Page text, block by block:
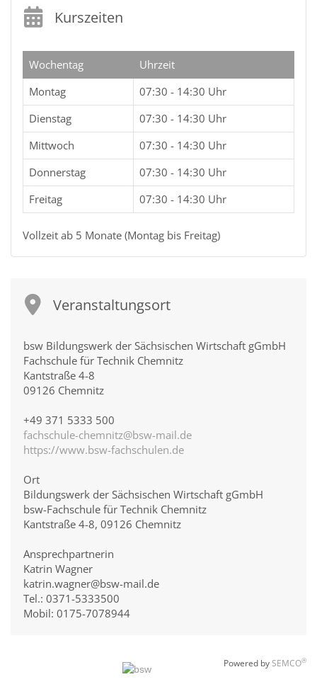
Kurszeiten
Wochentag
Uhrzeit
Montag
07:30 - 14:30 Uhr
Dienstag
07:30 - 14:30 Uhr
Mittwoch
07:30 - 14:30 Uhr
Donnerstag
07:30 - 14:30 Uhr
Freitag
07:30 - 14:30 Uhr
Vollzeit ab 5 Monate (Montag bis Freitag)
Veranstaltungsort
bsw Bildungswerk der Sächsischen Wirtschaft gGmbH
Fachschule für Technik Chemnitz
Kantstraße 4-8
09126 Chemnitz
+49 371 5333 500
fachschule-chemnitz@bsw-mail.de
https://www.bsw-fachschulen.de
Ort
Bildungswerk der Sächsischen Wirtschaft gGmbH
bsw-Fachschule für Technik Chemnitz
Kantstraße 4-8, 09126 Chemnitz
Ansprechpartnerin
Katrin Wagner
katrin.wagner@bsw-mail.de
Tel.: 0371-5333500
Mobil: 0175-7078944
Powered bySEMCO®